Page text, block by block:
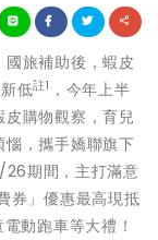
旅補助後，蝦皮
低註1 ，今年上半
購物觀察，育兒
，攜手嬌聯旗下
26期間，主打滿意
券」優惠最高現抵
動跑車等大禮！